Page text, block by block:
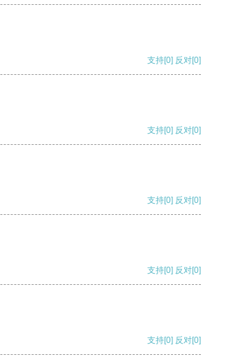
支持[0] 反对[0]
支持[0] 反对[0]
支持[0] 反对[0]
支持[0] 反对[0]
支持[0] 反对[0]